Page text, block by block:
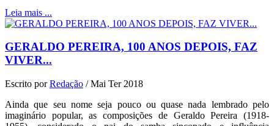
Leia mais ...
GERALDO PEREIRA, 100 ANOS DEPOIS, FAZ
VIVER...
Escrito porRedação /Mai Ter 2018
Ainda que seu nome seja pouco ou quase nada lembrado pelo
imaginário popular, as composições de Geraldo Pereira (1918-